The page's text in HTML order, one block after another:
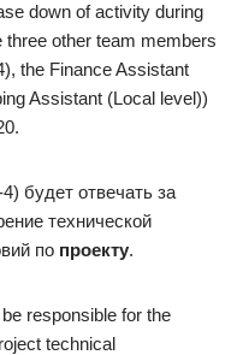
down of activity during
three other team members
the Finance Assistant
Assistant (Local level))
будет отвечать за
технической
по проекту.
responsible for the
technical